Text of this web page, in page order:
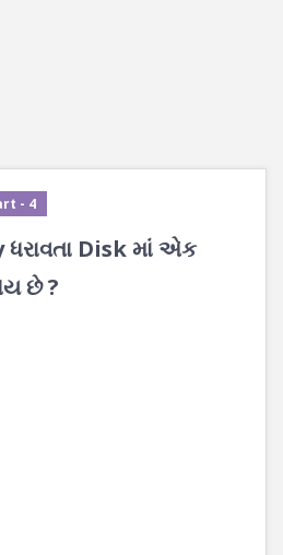
- 4
Disk માં એક
છે ?